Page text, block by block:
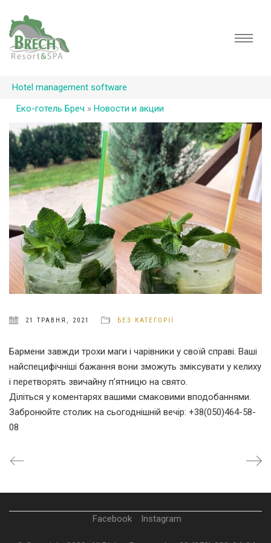
Hotel management software
Еко-готель Бреч » Новости и акции
21 ТРАВНЯ, 2021 БЕЗ КАТЕГОРІЇ
Бармени завжди трохи маги і чарівники у своїй справі. Ваші
найспецифічніші бажання вони зможуть зміксувати у келиху
і перетворять звичайну п’ятницю на свято.
Діліться у коментарях вашими смаковими вподобаннями.
Забронюйте столик на сьогоднішній вечір: +38(050)464-58-
08
Facebook Instagram